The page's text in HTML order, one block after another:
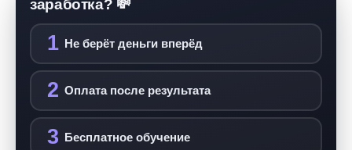
заработка? 💸
1 Не берёт деньги вперёд
2 Оплата после результата
3 Бесплатное обучение